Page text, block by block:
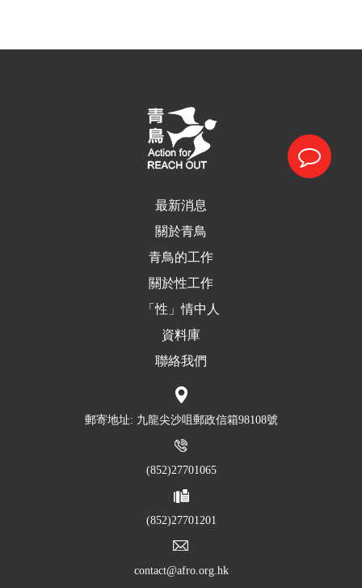
最新消息
關於青鳥
青鳥的工作
關於性工作
「性」情中人
資料庫
聯絡我們
郵寄地址: 九龍尖沙咀郵政信箱98108號
(852)27701065
(852)27701201
contact@afro.org.hk